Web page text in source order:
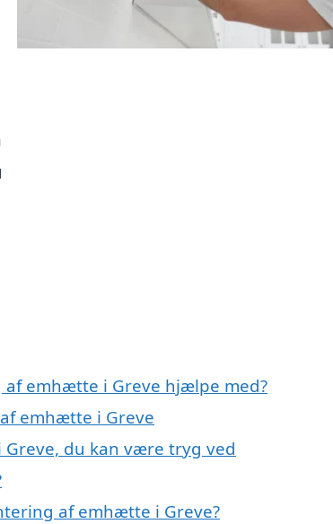
emhætte i Greve hjælpe med?
emhætte i Greve
du kan være tryg ved
af emhætte i Greve?